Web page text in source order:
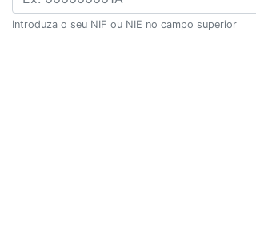
Introduza o seu NIF ou NIE no campo superior